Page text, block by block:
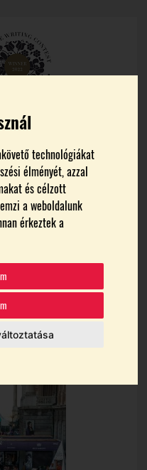
technológiákat
élményét, azzal
és célzott
a weboldalunk
érkeztek a